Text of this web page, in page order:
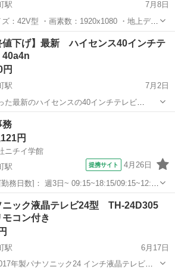
駅
7月8日
ズ：42V型 ・画素数：1920x1080 ・地上デジ
110度CSデジタルチューナー：2 ・HDMI端
端子：4（タイムシフトマシ...
町駅 テレビ タイムシフト
値下げ】最新 ハイセンス40インチテ
駅
7月2日
た最新のハイセンスの40インチテレビ
れた跡がいくつかあ
町駅
務
円
ニチイ学館
駅
提携サイト 4月26日
駅]： 大阪府大阪市
原田外科整形外...
須町駅 医療事務
ニック液晶テレビ24型 TH-24D305
コン付き
駅
6月17日
年製パナソニック24 インチ液晶テレビ